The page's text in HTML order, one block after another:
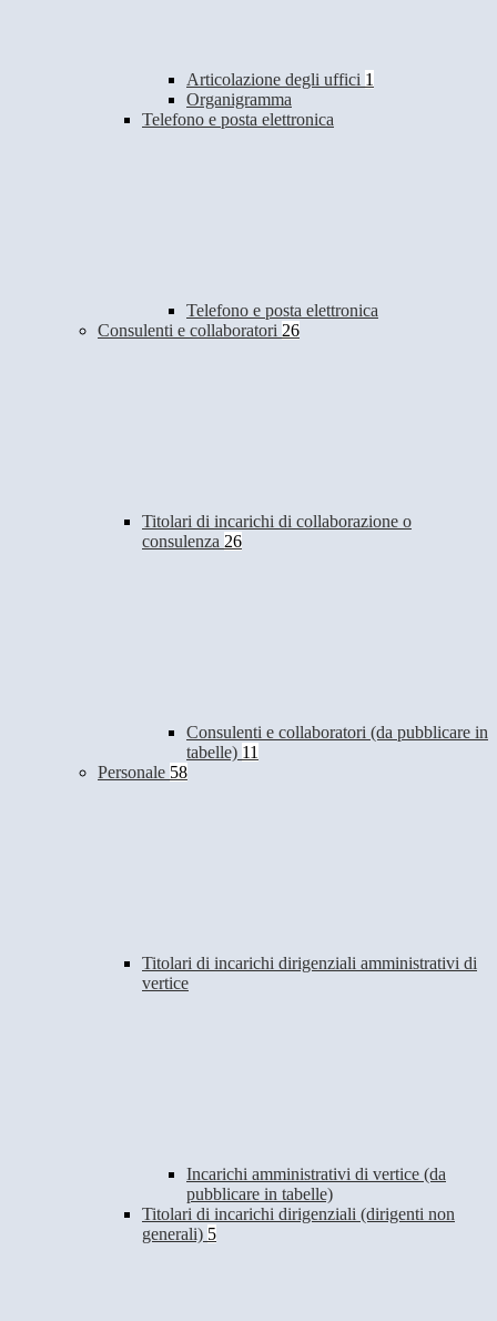
Articolazione degli uffici 1
Organigramma
Telefono e posta elettronica
Telefono e posta elettronica
Consulenti e collaboratori 26
Titolari di incarichi di collaborazione o
consulenza 26
Consulenti e collaboratori (da pubblicare in
tabelle) 11
Personale 58
Titolari di incarichi dirigenziali amministrativi di
vertice
Incarichi amministrativi di vertice (da
pubblicare in tabelle)
Titolari di incarichi dirigenziali (dirigenti non
generali) 5